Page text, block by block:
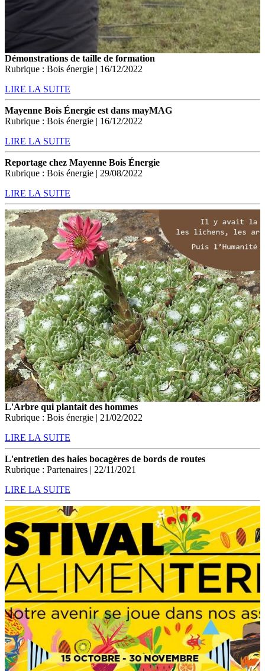
Démonstrations de taille de formation
Rubrique : Bois énergie | 16/12/2022
LIRE LA SUITE
Mayenne Bois Énergie est dans mayMAG
Rubrique : Bois énergie | 16/12/2022
LIRE LA SUITE
Reportage chez Mayenne Bois Énergie
Rubrique : Bois énergie | 29/08/2022
LIRE LA SUITE
L'Arbre qui plantait des hommes
Rubrique : Bois énergie | 21/02/2022
LIRE LA SUITE
L'entretien des haies bocagères de bords de routes
Rubrique : Partenaires | 22/11/2021
LIRE LA SUITE